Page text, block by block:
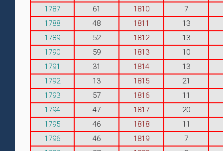
1787
61 1810
7
1788
48 1811
13
1789
52 1812
13
1790
59 1813
10
1791
31 1814
13
1792
13 1815
21
1793
57 1816
11
1794
47 1817
20
1795
46 1818
11
1796
46 1819
7